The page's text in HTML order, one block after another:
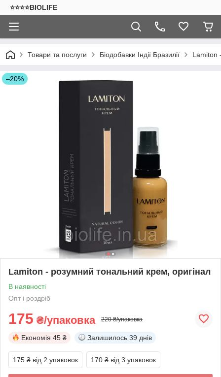
⭐⭐⭐⭐BIOLIFE
Товари та послуги Біодобавки Індії Бразилії Lamiton
–20%
Lamiton - розумний тональний крем, оригінал
В наявності
Опт і роздріб
175 ₴/упаковка 220 ₴/упаковка
Економія 45 ₴ Залишилось 39 днів
175 ₴ від 2 упаковок 170 ₴ від 3 упаковок